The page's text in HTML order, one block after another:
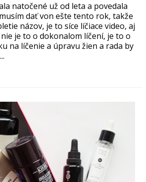
natočené už od leta a povedala
dať von ešte tento rok, takže
názov, je to síce líčiace video, aj
je to o dokonalom líčení, je to o
na líčenie a úpravu žien a rada by